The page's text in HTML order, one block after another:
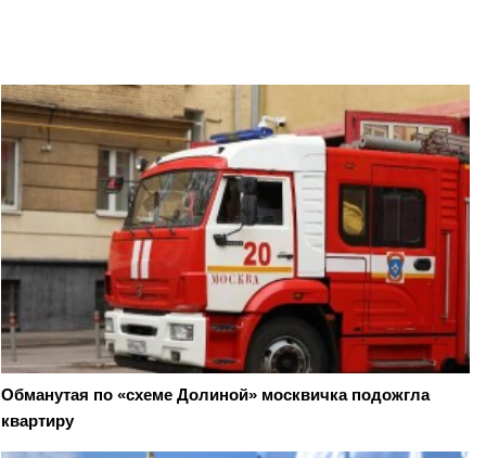
Обманутая по «схеме Долиной» москвичка подожгла
квартиру